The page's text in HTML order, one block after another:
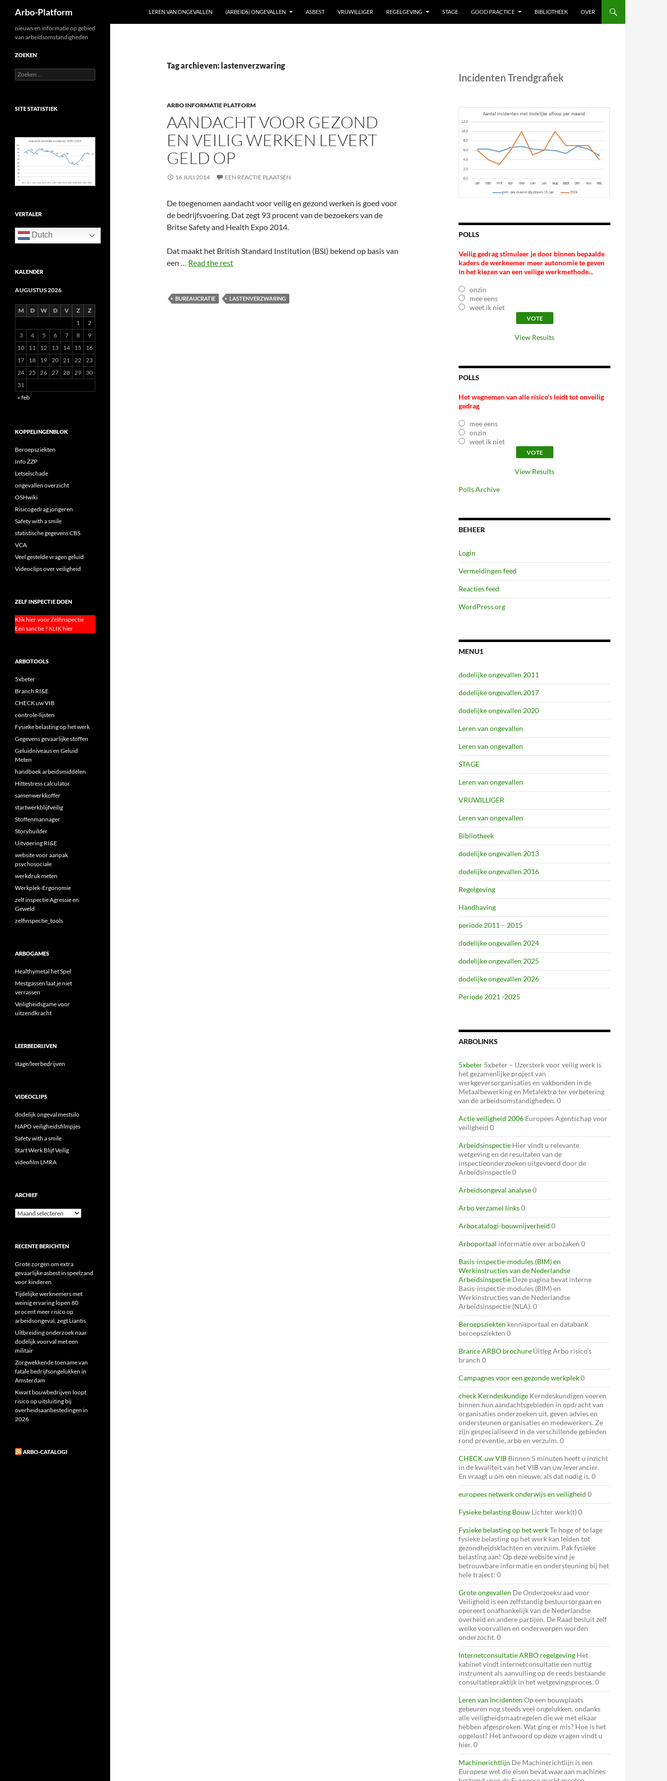
Arbo-Platform LEREN VAN ONGEVALLEN (ARBEIDS) ONGEVALLEN ASBEST VRIJWILLIGER REGELGEVING STAGE GOOD PRACTICE BIBLIOTHEEK OVER
Tag archieven: lastenverzwaring
ARBO INFORMATIE PLATFORM
AANDACHT VOOR GEZOND
EN VEILIG WERKEN LEVERT
GELD OP
16 JULI 2014 EEN REACTIE PLAATSEN
De toegenomen aandacht voor veilig en gezond werken is goed voor
de bedrijfsvoering. Dat zegt 93 procent van de bezoekers van de
Britse Safety and Health Expo 2014.
Dat maakt het British Standard Institution (BSI) bekend op basis van
een … Read the rest
BUREAUCRATIE LASTENVERZWARING
Incidenten Trendgrafiek
POLLS
Veilig gedrag stimuleer je door binnen bepaalde
kaders de werknemer meer autonomie te geven
in het kiezen van een veilige werkmethode...
onzin
mee eens
weet ik niet
View Results
POLLS
Het wegnemen van alle risico's leidt tot onveilig
gedrag
mee eens
onzin
weet ik niet
View Results
Polls Archive
BEHEER
Login
Vermeldingen feed
Reacties feed
WordPress.org
MENU1
dodelijke ongevallen 2011
dodelijke ongevallen 2017
dodelijke ongevallen 2020
Leren van ongevallen
Leren van ongevallen
STAGE
Leren van ongevallen
VRIJWILLIGER
Leren van ongevallen
Bibliotheek
dodelijke ongevallen 2013
dodelijke ongevallen 2016
Regelgeving
Handhaving
periode 2011 – 2015
dodelijke ongevallen 2024
dodelijke ongevallen 2025
dodelijke ongevallen 2026
Periode 2021 -2025
ARBOLINKS
5xbeter 5xbeter – IJzersterk voor veilig werk is
het gezamenlijke project van
werkgeversorganisaties en vakbonden in de
Metaalbewerking en Metalektro ter verbetering
van de arbeidsomstandigheden. 0
Actie veiligheid 2006 Europees Agentschap voor
veiligheid 0
Arbeidsinspectie Hier vindt u relevante
wetgeving en de resultaten van de
inspectieonderzoeken uitgevoerd door de
Arbeidsinspectie 0
Arbeidsongeval analyse0
Arbo verzamel links0
Arbocatalogi-bouwnijverheid 0
Arboportaal informatie over arbozaken 0
Basis-inspectie-modules (BIM) en
Werkinstructies van de Nederlandse
Arbeidsinspectie Deze pagina bevat interne
Basis-inspectie-modules (BIM) en
Werkinstructies van de Nederlandse
Arbeidsinspectie (NLA). 0
Beroepsziekten kennisportaal en databank
beroepsziekten 0
Brance ARBO brochure Úitleg Arbo risico’s
branch 0
Campagnes voor een gezonde werkplek0
check Kerndeskundige Kerndeskundigen voeren
binnen hun aandachtsgebieden in opdracht van
organisaties onderzoeken uit, geven advies en
ondersteunen organisaties en medewerkers. Ze
zijn gespecialiseerd in de verschillende gebieden
rond preventie, arbo en verzuim. 0
CHECK uw VIB Binnen 5 minuten heeft u inzicht
in de kwaliteit van het VIB van uw leverancier.
En vraagt u om een nieuwe, als dat nodig is. 0
europees netwerk onderwijs en veiligheid 0
Fysieke belasting Bouw Lichter werk(t) 0
Fysieke belasting op het werkTe hoge of te lage
fysieke belasting op het werk kan leiden tot
gezondheidsklachten en verzuim. Pak fysieke
belasting aan! Op deze website vind je
betrouwbare informatie en ondersteuning bij het
hele traject: 0
Grote ongevallen De Onderzoeksraad voor
Veiligheid is een zelfstandig bestuursorgaan en
opereert onafhankelijk van de Nederlandse
overheid en andere partijen. De Raad besluit zelf
welke voorvallen en onderwerpen worden
onderzocht. 0
Internetconsultatie ARBO regelgeving Het
kabinet vindt internetconsultatie een nuttig
instrument als aanvulling op de reeds bestaande
consultatiepraktijk in het wetgevingsproces. 0
Leren van Incidenten Op een bouwplaats
gebeuren nog steeds veel ongelukken, ondanks
alle veiligheidsmaatregelen die we met elkaar
hebben afgesproken. Wat ging er mis? Hoe is het
opgelost? Het antwoord op deze vragen vindt u
hier. 0
Machinerichtlijn De Machinerichtlijn is een
Europese wet die eisen bevat waaraan machines
nieuws en informatie op gebied
van arbeidsomstandigheden
ZOEKEN
Zoeken
naar:
SITE STATISTIEK
VERTALER
Dutch
KALENDER
AUGUSTUS 2026
M D W D V Z
Z
1
2
3
4 5 6 7 8
9
10
11 12 13 14 15
16
17
18 19 20 21 22
23
24
25 26 27 28 29
30
31
« feb
KOPPELINGENBLOK
Beroepsziekten
Info ZZP
Letselschade
ongevallen overzicht
OSHwiki
Risicogedrag jongeren
Safety with a smile
statistische gegevens CBS
VCA
Veel gestelde vragen geluid
Videoclips over veiligheid
ZELF INSPECTIE DOEN
Klik hier voor Zelfinspectie
Een sanctie ? KLIK hier
ARBOTOOLS
5xbeter
Branch RI&E
CHECK uw VIB
controle-lijsten
Fysieke belasting op het werk
Gegevens gevaarlijke stoffen
Geluidniveaus en Geluid
Meten
handboek arbeidsmiddelen
Hittestress calculator
samenwerkkoffer
startwerkblijfveilig
Stoffenmannager
Storybuilder
Uitvoering RI&E
website voor aanpak
psychosociale
werkdruk meten
Werkplek-Ergonomie
zelf inspectie Agressie en
Geweld
zelfinspectie_tools
ARBOGAMES
Healthymetal het Spel
Mestgassen laat je niet
verrassen
Veiligheidsgame voor
uitzendkracht
LEERBEDRIJVEN
stage/leerbedrijven
VIDEOCLIPS
dodelijk ongeval mestsilo
NAPO veiligheidsfilmpjes
Safety with a smile
Start Werk Blijf Veilig
videofilm LMRA
ARCHIEF
Archief
RECENTE BERICHTEN
Grote zorgen om extra
gevaarlijke asbest in speelzand
voor kinderen
Tijdelijke werknemers met
weinig ervaring lopen 80
procent meer risico op
arbeidsongeval, zegt Liantis
Uitbreiding onderzoek naar
dodelijk voorval met een
militair
Zorgwekkende toename van
fatale bedrijfsongelukken in
Amsterdam
Kwart bouwbedrijven loopt
risico op uitsluiting bij
overheidsaanbestedingen in
2026
ARBO-CATALOGI